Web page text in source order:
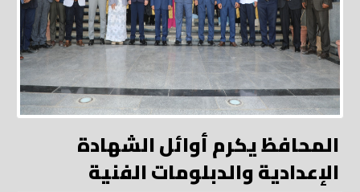
المحافظ يكرم أوائل الشهادة
الإعدادية والدبلومات الفنية